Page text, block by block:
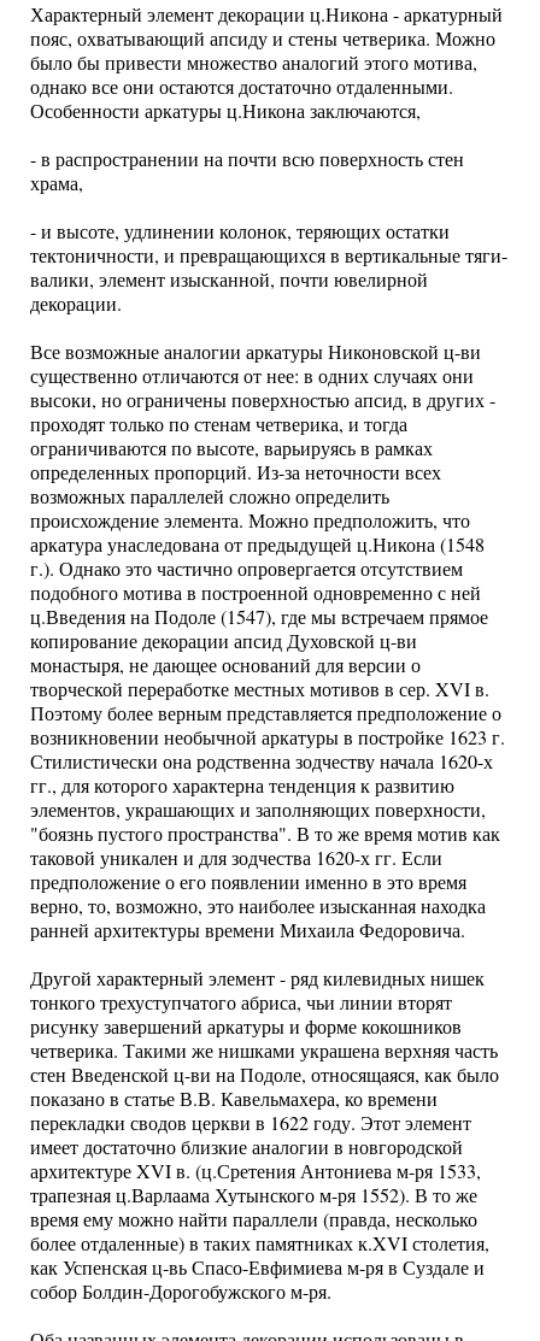
Характерный элемент декорации ц.Никона - аркатурный
пояс, охватывающий апсиду и стены четверика. Можно
было бы привести множество аналогий этого мотива,
однако все они остаются достаточно отдаленными.
Особенности аркатуры ц.Никона заключаются,
- в распространении на почти всю поверхность стен
храма,
- и высоте, удлинении колонок, теряющих остатки
тектоничности, и превращающихся в вертикальные тяги-
валики, элемент изысканной, почти ювелирной
декорации.
Все возможные аналогии аркатуры Никоновской ц-ви
существенно отличаются от нее: в одних случаях они
высоки, но ограничены поверхностью апсид, в других -
проходят только по стенам четверика, и тогда
ограничиваются по высоте, варьируясь в рамках
определенных пропорций. Из-за неточности всех
возможных параллелей сложно определить
происхождение элемента. Можно предположить, что
аркатура унаследована от предыдущей ц.Никона (1548
г.). Однако это частично опровергается отсутствием
подобного мотива в построенной одновременно с ней
ц.Введения на Подоле (1547), где мы встречаем прямое
копирование декорации апсид Духовской ц-ви
монастыря, не дающее оснований для версии о
творческой переработке местных мотивов в сер. XVI в.
Поэтому более верным представляется предположение о
возникновении необычной аркатуры в постройке 1623 г.
Стилистически она родственна зодчеству начала 1620-х
гг., для которого характерна тенденция к развитию
элементов, украшающих и заполняющих поверхности,
"боязнь пустого пространства". В то же время мотив как
таковой уникален и для зодчества 1620-х гг. Если
предположение о его появлении именно в это время
верно, то, возможно, это наиболее изысканная находка
ранней архитектуры времени Михаила Федоровича.
Другой характерный элемент - ряд килевидных нишек
тонкого трехуступчатого абриса, чьи линии вторят
рисунку завершений аркатуры и форме кокошников
четверика. Такими же нишками украшена верхняя часть
стен Введенской ц-ви на Подоле, относящаяся, как было
показано в статье В.В. Кавельмахера, ко времени
перекладки сводов церкви в 1622 году. Этот элемент
имеет достаточно близкие аналогии в новгородской
архитектуре XVI в. (ц.Сретения Антониева м-ря 1533,
трапезная ц.Варлаама Хутынского м-ря 1552). В то же
время ему можно найти параллели (правда, несколько
более отдаленные) в таких памятниках к.XVI столетия,
как Успенская ц-вь Спасо-Евфимиева м-ря в Суздале и
собор Болдин-Дорогобужского м-ря.